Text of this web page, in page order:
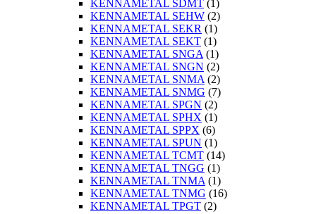
KENNAMETAL SDMT (1)
KENNAMETAL SEHW (2)
KENNAMETAL SEKR (1)
KENNAMETAL SEKT (1)
KENNAMETAL SNGA (1)
KENNAMETAL SNGN (2)
KENNAMETAL SNMA (2)
KENNAMETAL SNMG (7)
KENNAMETAL SPGN (2)
KENNAMETAL SPHX (1)
KENNAMETAL SPPX (6)
KENNAMETAL SPUN (1)
KENNAMETAL TCMT (14)
KENNAMETAL TNGG (1)
KENNAMETAL TNMA (1)
KENNAMETAL TNMG (16)
KENNAMETAL TPGT (2)